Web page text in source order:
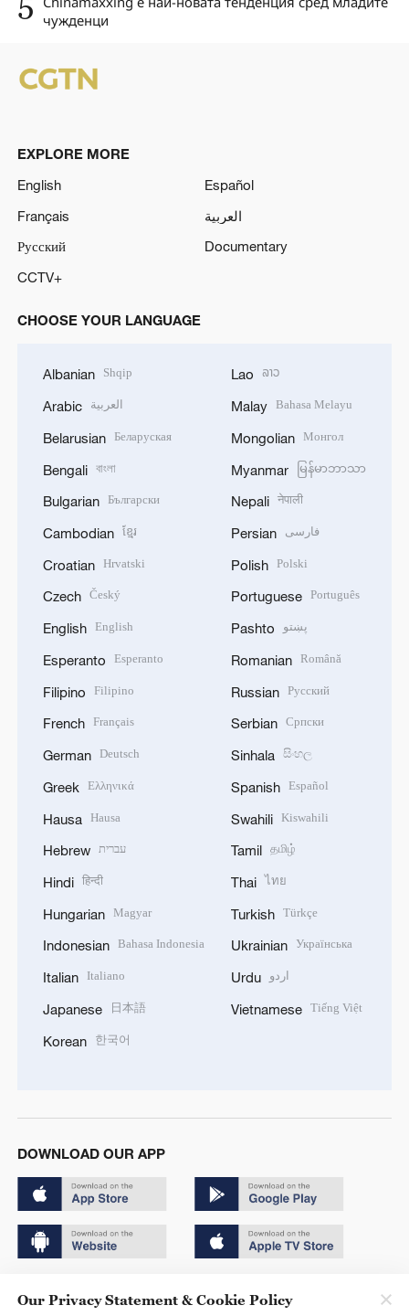
5 чужденци
EXPLORE MORE
English
Español
Français
العربية
Русский
Documentary
CCTV+
CHOOSE YOUR LANGUAGE
Albanian Shqip
Arabic العربية
Belarusian Беларуская
Bengali বাংলা
Bulgarian Български
Cambodian ខ្មែរ
Croatian Hrvatski
Czech Český
English English
Esperanto Esperanto
Filipino Filipino
French Français
German Deutsch
Greek Ελληνικά
Hausa Hausa
Hebrew עברית
Hindi हिन्दी
Hungarian Magyar
Indonesian Bahasa Indonesia
Italian Italiano
Japanese 日本語
Korean 한국어
Lao ລາວ
Malay Bahasa Melayu
Mongolian Монгол
Myanmar မြန်မာဘာသာ
Nepali नेपाली
Persian فارسی
Polish Polski
Portuguese Português
Pashto پښتو
Romanian Română
Russian Русский
Serbian Српски
Sinhala සිංහල
Spanish Español
Swahili Kiswahili
Tamil தமிழ்
Thai ไทย
Turkish Türkçe
Ukrainian Українська
Urdu اردو
Vietnamese Tiếng Việt
DOWNLOAD OUR APP
Our Privacy Statement & Cookie Policy